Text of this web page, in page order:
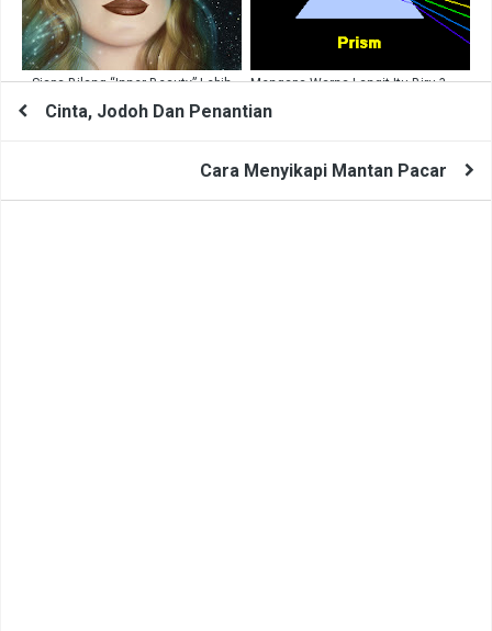
Siapa Bilang “Inner Beauty” Lebih
Mengapa Warna Langit Itu Biru ?
Cinta, Jodoh Dan Penantian
Cara Menyikapi Mantan Pacar